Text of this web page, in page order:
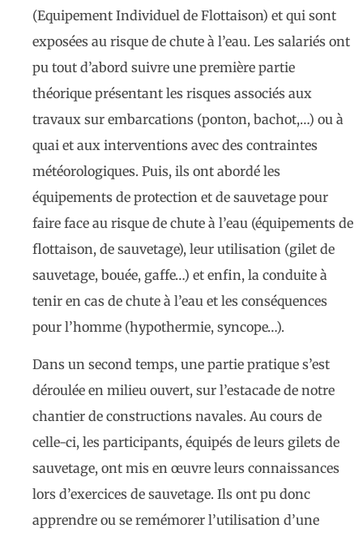
(Equipement Individuel de Flottaison) et qui sont
exposées au risque de chute à l’eau. Les salariés ont
pu tout d’abord suivre une première partie
théorique présentant les risques associés aux
travaux sur embarcations (ponton, bachot,…) ou à
quai et aux interventions avec des contraintes
météorologiques. Puis, ils ont abordé les
équipements de protection et de sauvetage pour
faire face au risque de chute à l’eau (équipements de
flottaison, de sauvetage), leur utilisation (gilet de
sauvetage, bouée, gaffe…) et enfin, la conduite à
tenir en cas de chute à l’eau et les conséquences
pour l’homme (hypothermie, syncope…).
Dans un second temps, une partie pratique s’est
déroulée en milieu ouvert, sur l’estacade de notre
chantier de constructions navales. Au cours de
celle-ci, les participants, équipés de leurs gilets de
sauvetage, ont mis en œuvre leurs connaissances
lors d’exercices de sauvetage. Ils ont pu donc
apprendre ou se remémorer l’utilisation d’une